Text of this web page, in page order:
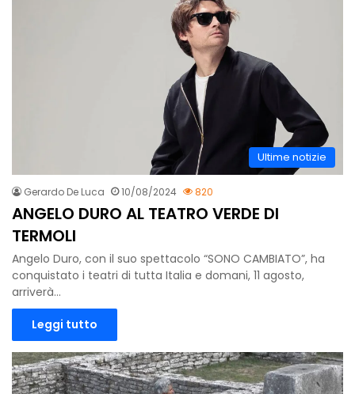
Ultime notizie
Gerardo De Luca 10/08/2024 820
ANGELO DURO AL TEATRO VERDE DI
TERMOLI
Angelo Duro, con il suo spettacolo “SONO CAMBIATO”, ha
conquistato i teatri di tutta Italia e domani, 11 agosto,
arriverà…
Leggi tutto